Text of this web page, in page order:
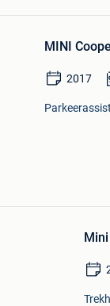
MINI
2017